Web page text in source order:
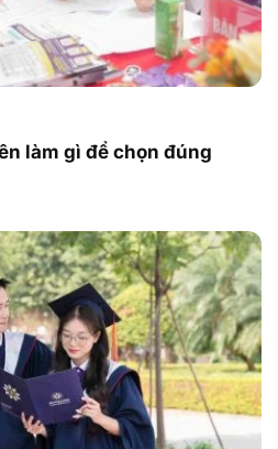
làm gì để chọn đúng